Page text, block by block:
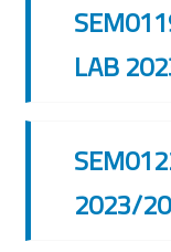
LAB
2023/